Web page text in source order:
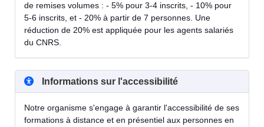
de remises volumes : - 5% pour 3-4 inscrits, - 10% pour
5-6 inscrits, et - 20% à partir de 7 personnes. Une
réduction de 20% est appliquée pour les agents salariés
du CNRS.
Informations sur l'accessibilité
Notre organisme s'engage à garantir l'accessibilité de ses
formations à distance et en présentiel aux personnes en